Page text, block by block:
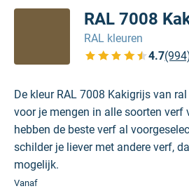
RAL 7008
RAL kleuren
4.7
Bekijk de verfplaza
De kleur RAL 7008 Kakigrijs van
voor je mengen in alle soorten verf
hebben de beste verf al
schilder je liever met andere verf,
mogelijk.
Vanaf